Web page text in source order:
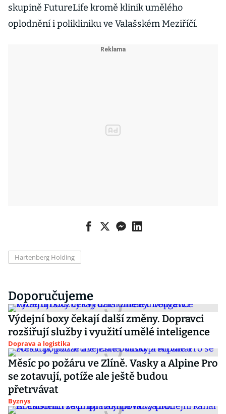
skupině FutureLife kromě klinik umělého
oplodnění i polikliniku ve Valašském Meziříčí.
Hartenberg Holding
Doporučujeme
Výdejní boxy čekají další změny. Dopravci
rozšiřují služby i využití umělé inteligence
Doprava a logistika
Měsíc po požáru ve Zlíně. Vasky a Alpine Pro
se zotavují, potíže ale ještě budou
přetrvávat
Byznys